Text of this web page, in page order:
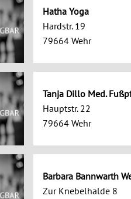
Hatha Yoga
Hardstr. 19
79664 Wehr
Tanja Dillo Med.
Hauptstr. 22
79664 Wehr
Barbara Bannwarth
Zur Knebelhalde 8